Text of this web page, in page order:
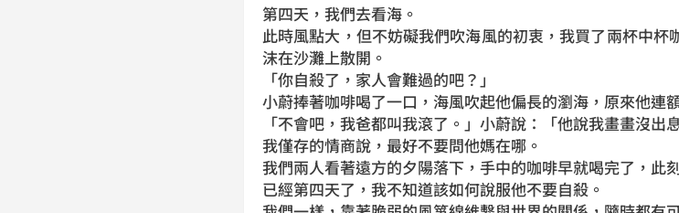
第四天，我們去看海。
此時風點大，但不妨礙我們吹海風的初衷，我買了兩杯中
沫在沙灘上散開。
「你自殺了，家人會難過的吧？」
小蔚捧著咖啡喝了一口，海風吹起他偏長的瀏海，原來他連
「不會吧，我爸都叫我滾了。」小蔚說：「他說我畫畫沒出
我僅存的情商說，最好不要問他媽在哪。
我們兩人看著遠方的夕陽落下，手中的咖啡早就喝完了，此
已經第四天了，我不知道該如何說服他不要自殺。